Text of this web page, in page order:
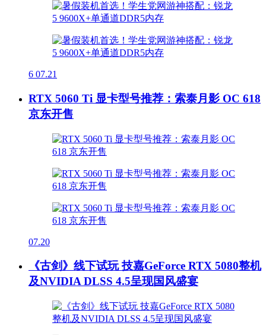
6 07.21
RTX 5060 Ti 显卡型号推荐：索泰月影 OC 618
京东开售
07.20
《古剑》线下试玩 技嘉GeForce RTX 5080整机
及NVIDIA DLSS 4.5呈现国风盛宴